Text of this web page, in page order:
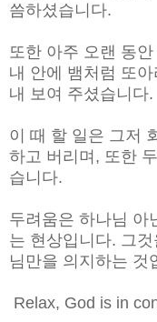
씀하셨습니다.
또한 아주 오랜 동
내 안에 뱀처럼 또
내 보여 주셨습니다.
이 때 할 일은 그저
하고 버리며, 또한
습니다.
두려움은 하나님 아
는 현상입니다. 그
님만을 의지하는 것
Relax, God is in